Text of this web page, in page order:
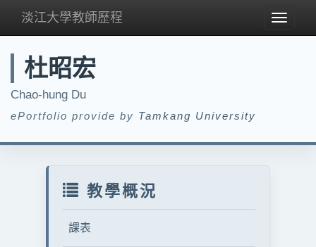
Toggle
淡江大學教師歷程
杜昭宏
Chao-hung Du
ePortfolio provide by Tamkang University
教學概況
課表